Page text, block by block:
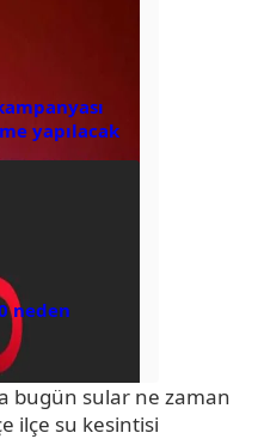
yapılacak
neden
bugün sular ne zaman
ilçe su kesintisi